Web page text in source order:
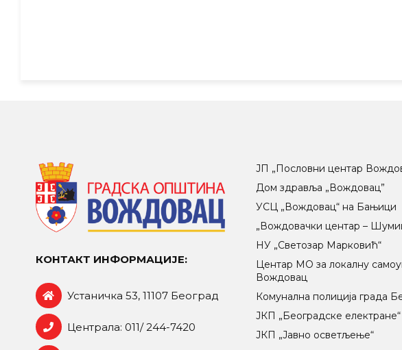
КОНТАКТ ИНФОРМАЦИЈЕ:
Устаничка 53, 11107 Београд
Централа: 011/ 244-7420
ЈП „Пословни центар
Дом здравља „Вождовац”
УСЦ „Вождовац“ на Бањици
„Вождовачки центар –
НУ „Светозар Марковић“
Центар МO за локалну
Вождовац
Комунална полиција града
ЈКП „Београдске електране“
ЈКП „Јавно осветљење“